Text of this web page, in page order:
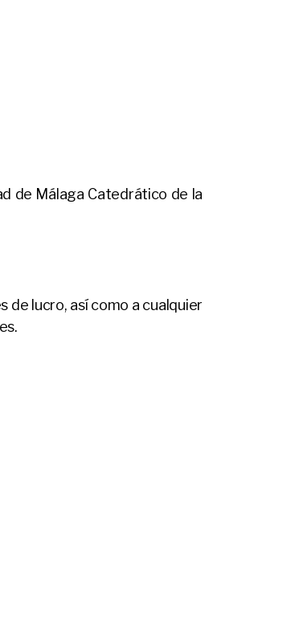
de Málaga Catedrático de la
lucro, así como a cualquier